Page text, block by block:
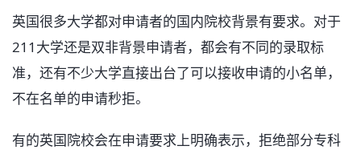
英国很多大学都对申请者的国内院校背景有要求。对于
211大学还是双非背景申请者，都会有不同的录取标
准，还有不少大学直接出台了可以接收申请的小名单，
不在名单的申请秒拒。
有的英国院校会在申请要求上明确表示，拒绝部分专科